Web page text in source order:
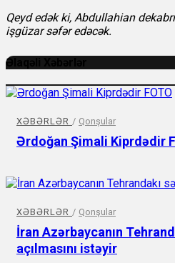
Qeyd edək ki, Abdullahian
işgüzar səfər edəcək.
Əlaqəli Xəbərlər
XƏBƏRLƏR / Qonşular
Ərdoğan Şimali Kiprdədir
XƏBƏRLƏR / Qonşular
İran Azərbaycanın
açılmasını istəyir